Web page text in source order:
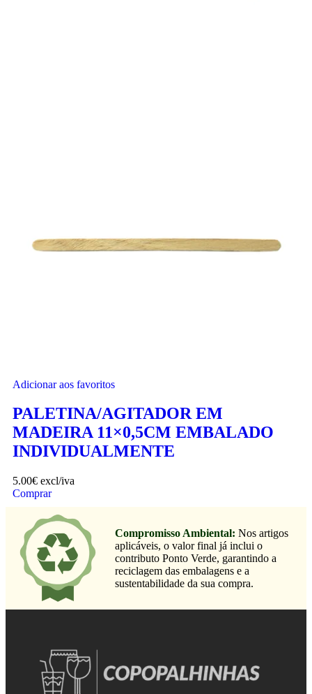
Adicionar aos favoritos
PALETINA/AGITADOR EM
MADEIRA 11×0,5CM EMBALADO
INDIVIDUALMENTE
5.00€ excl/iva
Comprar
Compromisso Ambiental: Nos artigos
aplicáveis, o valor final já inclui o
contributo Ponto Verde, garantindo a
reciclagem das embalagens e a
sustentabilidade da sua compra.